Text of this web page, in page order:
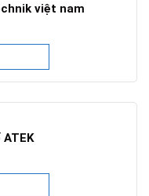
việt nam